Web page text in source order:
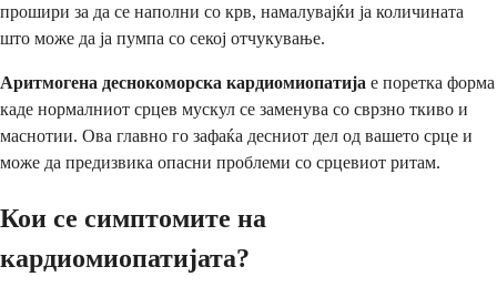
прошири за да се наполни со крв, намалувајќи ја количината
што може да ја пумпа со секој отчукување.
Аритмогена деснокоморска кардиомиопатија е поретка форма
каде нормалниот срцев мускул се заменува со сврзно ткиво и
маснотии. Ова главно го зафаќа десниот дел од вашето срце и
може да предизвика опасни проблеми со срцевиот ритам.
Кои се симптомите на
кардиомиопатијата?